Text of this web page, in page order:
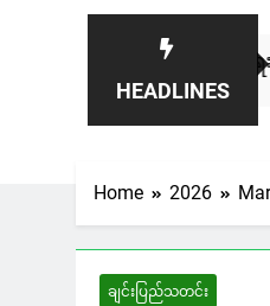
HEADLINES
မြင်းချေးနဲ့ ရေးဆွဲထားတဲ့
Home 2026
ချင်းပြည်သတင်း